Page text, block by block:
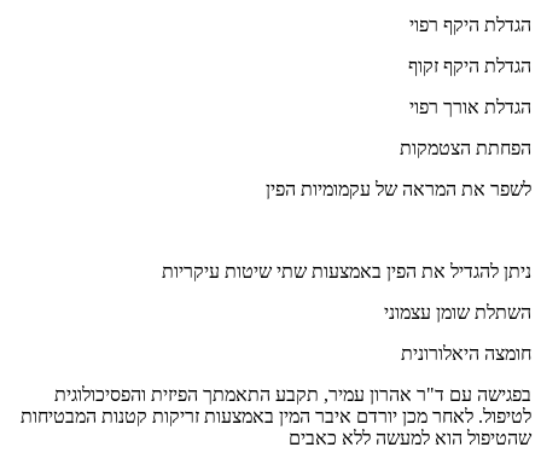
הגדלת היקף רפוי
הגדלת היקף זקוף
הגדלת אורך רפוי
הפחתת הצטמקות
לשפר את המראה של עקמומיות הפין
ניתן להגדיל את הפין באמצעות שתי שיטות עיקריות
השתלת שומן עצמוני
חומצה היאלורונית
בפגישה עם ד"ר אהרון עמיר, תקבע התאמתך הפיזית והפסיכולוגית
לטיפול. לאחר מכן יורדם איבר המין באמצעות זריקות קטנות המבטיחות
שהטיפול הוא למעשה ללא כאבים